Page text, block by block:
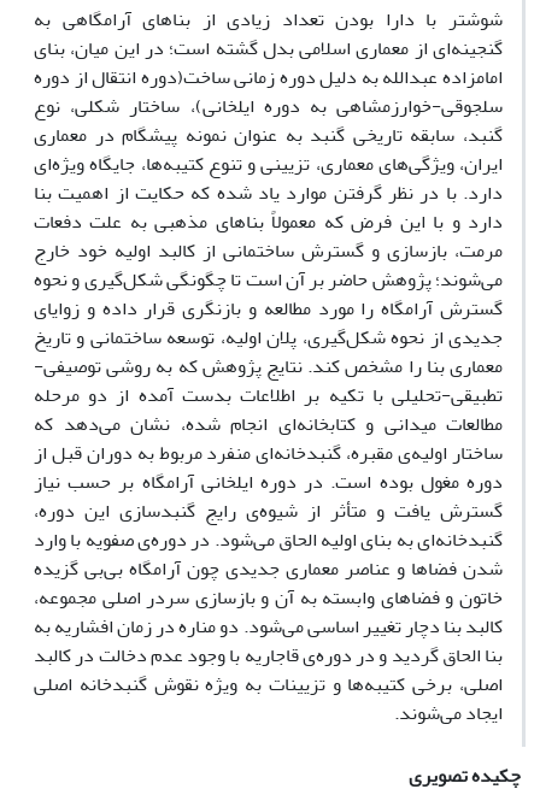
شوشتر با دارا بودن تعداد زیادی از بناهای آرامگاهی به
گنجینه‌ای از معماری اسلامی بدل گشته است؛ در این میان، بنای
امامزاده عبدالله به دلیل دوره زمانی ساخت(دوره انتقال از دوره
سلجوقی-خوارزمشاهی به دوره ایلخانی)، ساختار شکلی، نوع
گنبد، سابقه تاریخی گنبد به عنوان نمونه پیشگام در معماری
ایران، ویژگی­‌های معماری، تزیینی و تنوع کتیبه‌ها، جایگاه ویژه­‌ای
دارد. با در نظر گرفتن موارد یاد شده که حکایت از اهمیت بنا
دارد و با این فرض که معمولاً بناهای مذهبی به علت دفعات
مرمت، بازسازی و گسترش ساختمانی از کالبد اولیه خود خارج
می‌­شوند؛ پژوهش حاضر بر آن است تا چگونگی شکل‌گیری و نحوه
گسترش آرامگاه را مورد مطالعه و بازنگری قرار داده و زوایای
جدیدی از نحوه شکل‌گیری، پلان اولیه، توسعه ساختمانی و تاریخ
معماری بنا را مشخص کند. نتایج پژوهش که به روشی توصیفی-
تطبیقی-تحلیلی با تکیه بر اطلاعات بدست آمده از دو مرحله
مطالعات میدانی و کتابخانه‌­ای انجام شده، نشان می‌دهد که
ساختار اولیه‌ی مقبره، گنبدخانه­‌ای منفرد مربوط به دوران قبل از
دوره مغول بوده است. در دوره ایلخانی آرامگاه بر حسب نیاز
گسترش یافت و متأثر از شیوه‌ی رایج گنبدسازی این دوره،
گنبدخانه‌ای به بنای اولیه الحاق می‌­شود. در دوره‌ی صفویه با وارد
شدن فضاها و عناصر معماری جدیدی چون آرامگاه بی‌بی گزیده
خاتون و فضاهای وابسته به آن و بازسازی سردر اصلی مجموعه،
کالبد بنا دچار تغییر اساسی می‌شود. دو مناره‌ در زمان افشاریه به
بنا الحاق گردید و در دوره‌ی قاجاریه با وجود عدم دخالت در کالبد
اصلی، برخی کتیبه­‌ها و تزیینات به ویژه نقوش گنبدخانه اصلی
ایجاد می­‌شوند.
چکیده تصویری